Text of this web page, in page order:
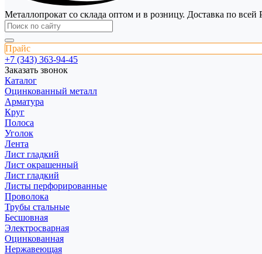
Металлопрокат со склада оптом и в розницу. Доставка по всей
Прайс
+7 (343) 363-94-45
Заказать звонок
Каталог
Оцинкованный металл
Арматура
Круг
Полоса
Уголок
Лента
Лист гладкий
Лист окрашенный
Лист гладкий
Листы перфорированные
Проволока
Трубы стальные
Бесшовная
Электросварная
Оцинкованная
Нержавеющая